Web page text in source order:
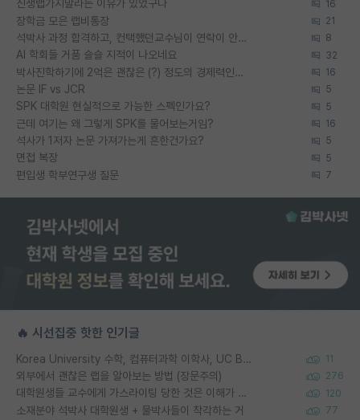
신생랩가지말라는 이유가 있었구나 16
장학금 모은 랩비통장 21
석박사 과정 합격하고, 컨택했던교수님이 연락이 안됩니다... 8
AI 학회들 거품 슬슬 지적이 나오네요 32
박사진학하기에 2억은 괜찮은 (?) 정도의 경제력인가요 16
논문 IF vs JCR 5
SPK 대학원 현실적으로 가능한 스펙인가요? 5
근데 여기는 왜 그렇게 SPK를 물어보는거임? 16
석사가 1저자 논문 가져가는게 흔한건가요? 5
면접 복장 5
편입생 학부연구생 질문 7
🔥 시선집중 핫한 인기글
Korea University 수학, 컴퓨터과학 이학사, UC Berkeley 산업공학 대학원 공학박사가 되는 것은 쉽지 않겠죠? 11
외부에서 괜찮은 랩을 알아보는 방법 (장문주의) 276
대학원생들 교수에게 가스라이팅 당한 것은 이해가 갑니다. 안타깝네요. 120
소재분야 석박사 대학원생 + 물박사들이 착각하는 거 77